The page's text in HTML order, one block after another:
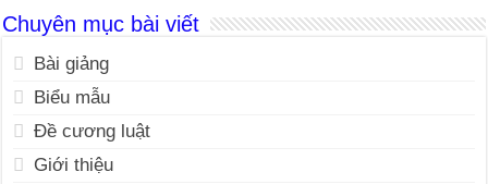
Chuyên mục bài viết
Bài giảng
Biểu mẫu
Đề cương luật
Giới thiệu